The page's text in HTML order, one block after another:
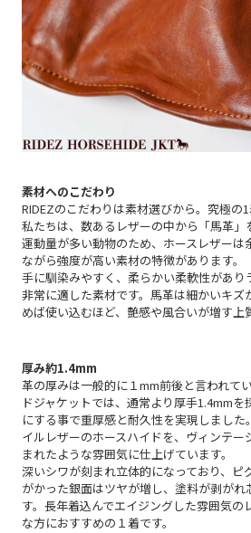
素材へのこだわり
RIDEZのこだわりは素材選びから。究極の1
私たちは、数あるレザーの中から「馬革
運動量が多い動物のため、ホースレザーは
ながら強度が高い素材の特徴があります。
手に馴染みやすく、柔らかい柔軟性があり
非常に適した素材です。馬革は細かいキズ
めば使い込むほど、艶感や風合いが増す上
厚み約1.4mm
革の厚みは一般的に１mm前後と言われて
ドジャケットでは、通常より厚手1.4mm
にする事で重厚感と耐久性を実現しました
イルレザーのホースハイドを、ヴィンテー
まれたような雰囲気に仕上げています。
深いシワが刻まれ立体的になっており、ピ
がかった銀面はツヤが増し、塗料が剥がれ
す。長年着込んでエイジングした雰囲気の
な方におすすめの１着です。